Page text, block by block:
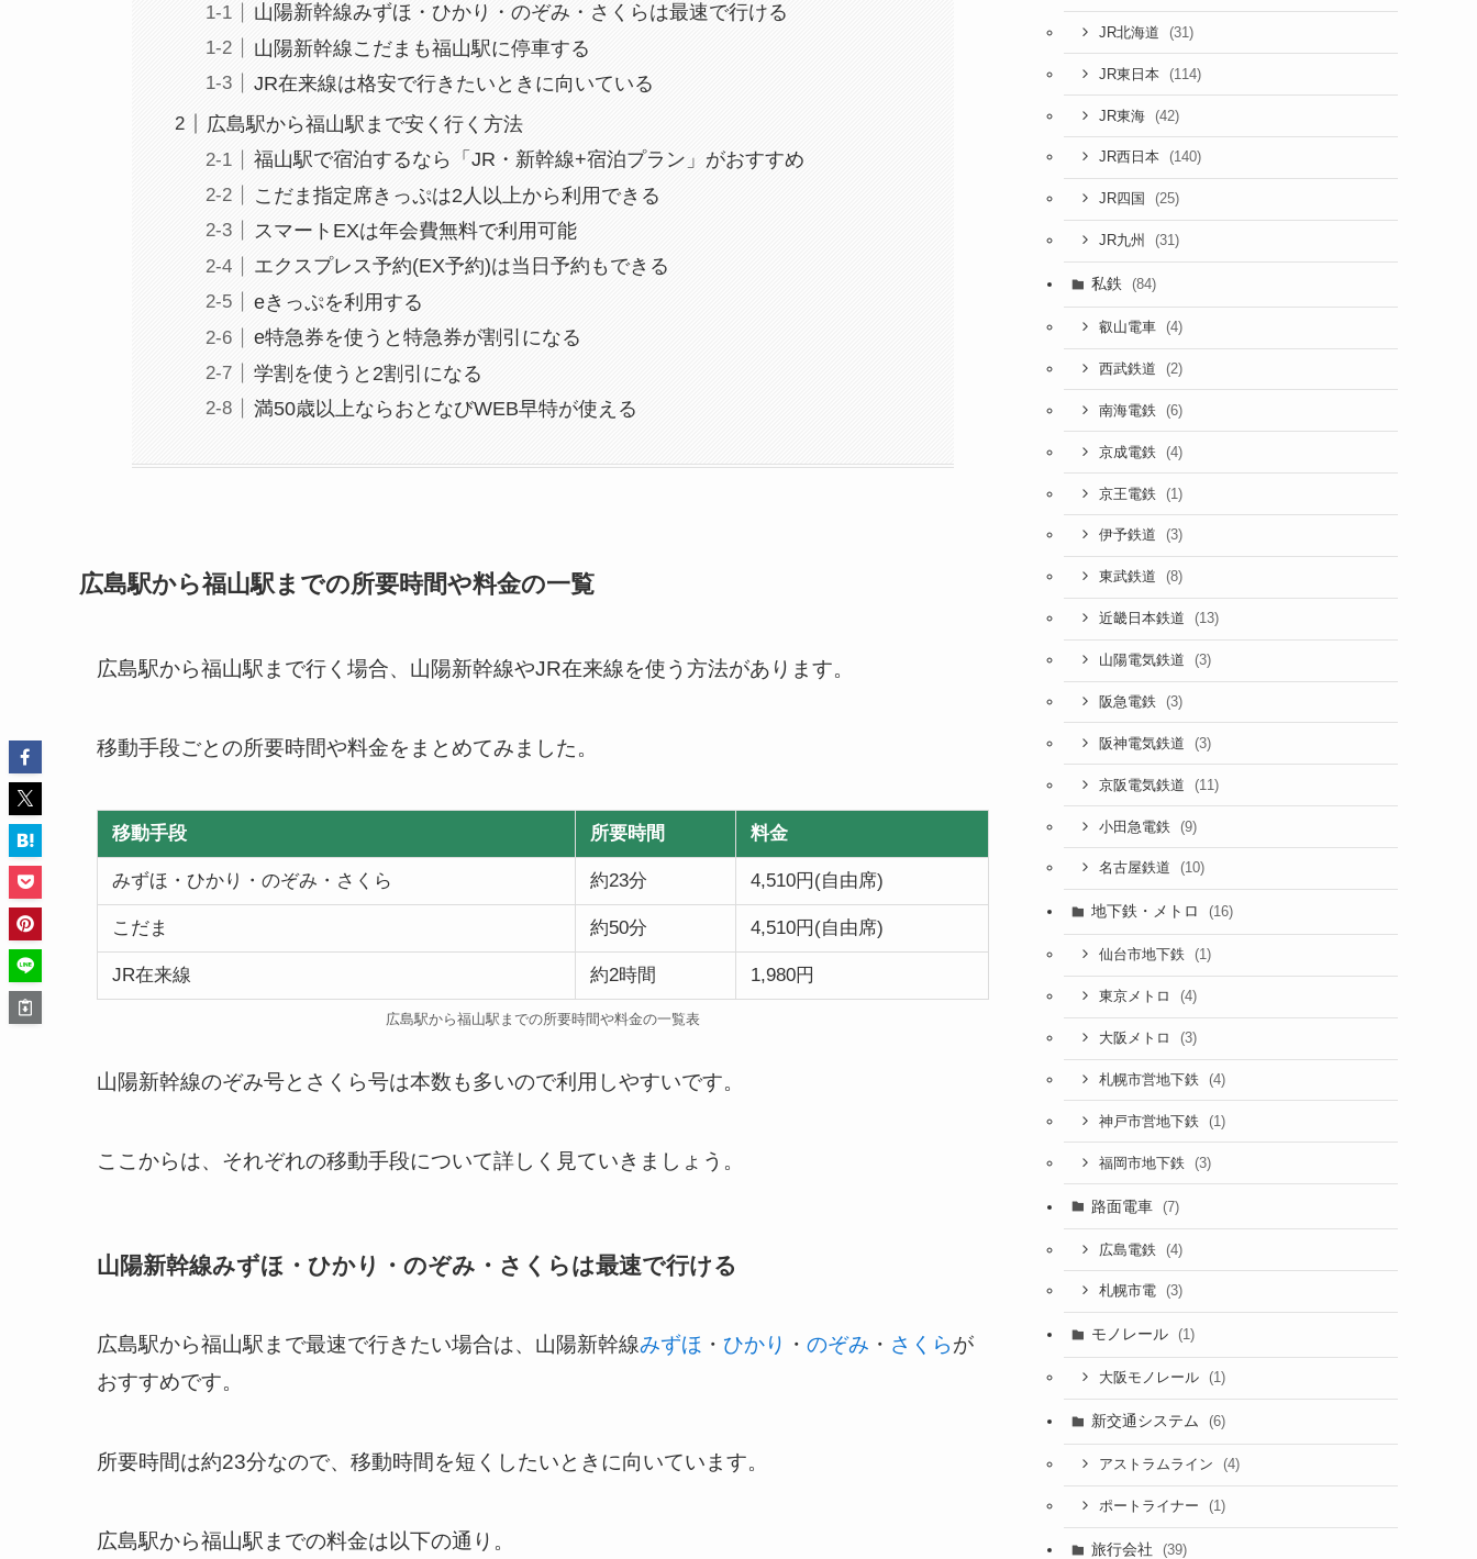
山陽新幹線みずほ・ひかり・のぞみ・さくらは最速で行ける
山陽新幹線こだまも福山駅に停車する
JR在来線は格安で行きたいときに向いている
広島駅から福山駅まで安く行く方法
福山駅で宿泊するなら「JR・新幹線+宿泊プラン」がおすすめ
こだま指定席きっぷは2人以上から利用できる
スマートEXは年会費無料で利用可能
エクスプレス予約(EX予約)は当日予約もできる
eきっぷを利用する
e特急券を使うと特急券が割引になる
学割を使うと2割引になる
満50歳以上ならおとなびWEB早特が使える
広島駅から福山駅までの所要時間や料金の一覧
広島駅から福山駅まで行く場合、山陽新幹線やJR在来線を使う方法があります。
移動手段ごとの所要時間や料金をまとめてみました。
移動手段 所要時間 料金
みずほ・ひかり・のぞみ・さくら 約23分 4,510円(自由席)
こだま 約50分 4,510円(自由席)
JR在来線 約2時間 1,980円
広島駅から福山駅までの所要時間や料金の一覧表
山陽新幹線のぞみ号とさくら号は本数も多いので利用しやすいです。
ここからは、それぞれの移動手段について詳しく見ていきましょう。
山陽新幹線みずほ・ひかり・のぞみ・さくらは最速で行ける
広島駅から福山駅まで最速で行きたい場合は、山陽新幹線みずほ ・ ひかり ・ のぞみ ・ さくらが
おすすめです。
所要時間は約23分なので、移動時間を短くしたいときに向いています。
広島駅から福山駅までの料金は以下の通り。
JR北海道 (31)
JR東日本 (114)
JR東海 (42)
JR西日本 (140)
JR四国 (25)
JR九州 (31)
私鉄 (84)
叡山電車 (4)
西武鉄道 (2)
南海電鉄 (6)
京成電鉄 (4)
京王電鉄 (1)
伊予鉄道 (3)
東武鉄道 (8)
近畿日本鉄道 (13)
山陽電気鉄道 (3)
阪急電鉄 (3)
阪神電気鉄道 (3)
京阪電気鉄道 (11)
小田急電鉄 (9)
名古屋鉄道 (10)
地下鉄・メトロ (16)
仙台市地下鉄 (1)
東京メトロ (4)
大阪メトロ (3)
札幌市営地下鉄 (4)
神戸市営地下鉄 (1)
福岡市地下鉄 (3)
路面電車 (7)
広島電鉄 (4)
札幌市電 (3)
モノレール (1)
大阪モノレール (1)
新交通システム (6)
アストラムライン (4)
ポートライナー (1)
旅行会社 (39)